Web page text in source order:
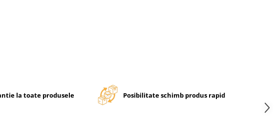
la toate produsele Posibilitate schimb produs rapid